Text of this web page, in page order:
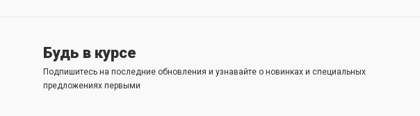
Будь в курсе
Подпишитесь на последние обновления и узнавайте о новинках и специальных
предложениях первыми